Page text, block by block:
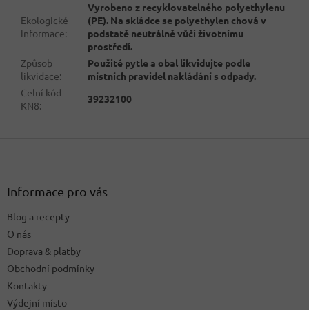
Ekologické
informace:
Vyrobeno z recyklovatelného polyethylenu
(PE). Na skládce se polyethylen chová v
podstatě neutrálně vůči životnímu
prostředí.
Způsob
likvidace:
Použité pytle a obal likvidujte podle
místních pravidel nakládání s odpady.
Celní kód
KN8:
39232100
Informace pro vás
Blog a recepty
O nás
Doprava & platby
Obchodní podmínky
Kontakty
Výdejní místo